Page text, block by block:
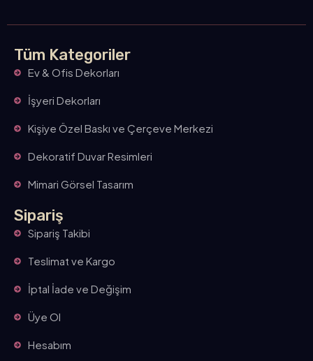
Tüm Kategoriler
Ev & Ofis Dekorları
İşyeri Dekorları
Kişiye Özel Baskı ve Çerçeve Merkezi
Dekoratif Duvar Resimleri
Mimari Görsel Tasarım
Sipariş
Sipariş Takibi
Teslimat ve Kargo
İptal İade ve Değişim
Üye Ol
Hesabım